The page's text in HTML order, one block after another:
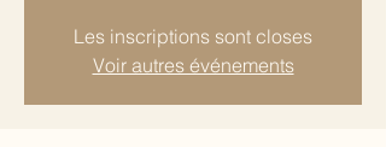
Les inscriptions sont closes
Voir autres événements